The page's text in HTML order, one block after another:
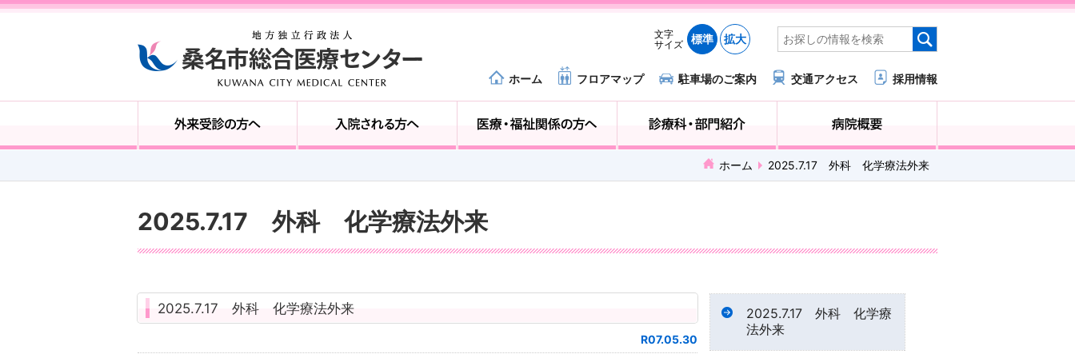
文字
サイズ
標準 拡大
ホーム フロアマップ 駐車場のご案内 交通アクセス 採用情報
ホーム 2025.7.17 外科 化学療法外来
2025.7.17 外科 化学療法外来
2025.7.17 外科 化学療法外来
R07.05.30
2025.7.17 外科 化学療
法外来